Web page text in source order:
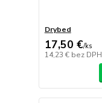
Drybed
17,50 €/ks
14,23 € bez DPH